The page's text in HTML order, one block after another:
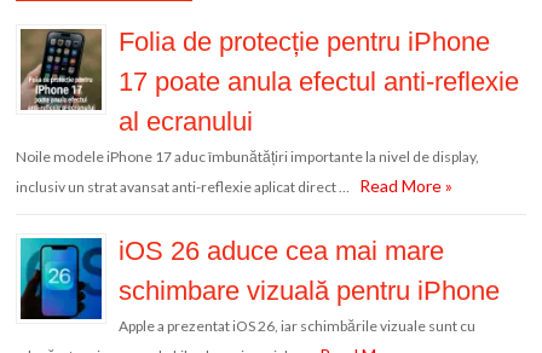
Folia de protecție pentru iPhone
17 poate anula efectul anti-reflexie
al ecranului
Noile modele iPhone 17 aduc îmbunătățiri importante la nivel de display,
inclusiv un strat avansat anti-reflexie aplicat direct …
Read More »
iOS 26 aduce cea mai mare
schimbare vizuală pentru iPhone
Apple a prezentat iOS 26, iar schimbările vizuale sunt cu